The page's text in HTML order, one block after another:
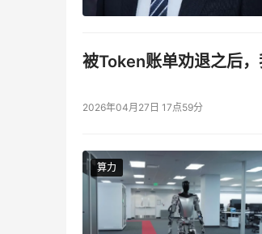
被Token账单劝退之后
2026年04月27日 17点59分
算力
算力